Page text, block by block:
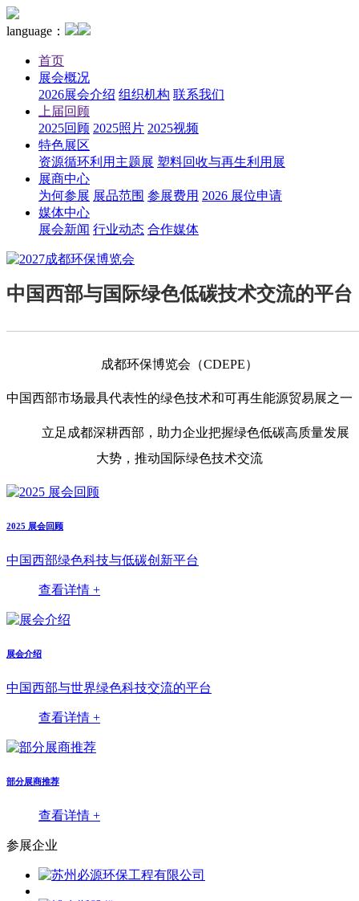
language：
首页
展会概况
2026展会介绍 组织机构 联系我们
上届回顾
2025回顾 2025照片 2025视频
特色展区
资源循环利用主题展 塑料回收与再生利用展
展商中心
为何参展 展品范围 参展费用 2026 展位申请
媒体中心
展会新闻 行业动态 合作媒体
中国西部与国际绿色低碳技术交流的平台
成都环保博览会（CDEPE）
中国西部市场最具代表性的绿色技术和可再生能源贸易展之一
立足成都深耕西部，助力企业把握绿色低碳高质量发展
大势，推动国际绿色技术交流
2025 展会回顾
中国西部绿色科技与低碳创新平台
查看详情 +
展会介绍
中国西部与世界绿色科技交流的平台
查看详情 +
部分展商推荐
查看详情 +
参展企业